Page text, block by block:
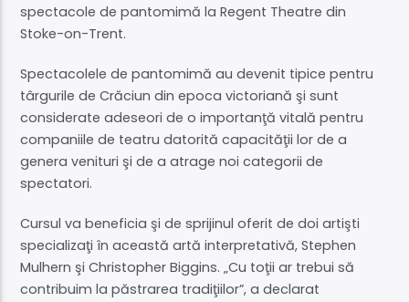
spectacole de pantomimă la Regent Theatre din
Stoke-on-Trent.
Spectacolele de pantomimă au devenit tipice pentru
târgurile de Crăciun din epoca victoriană şi sunt
considerate adeseori de o importanţă vitală pentru
companiile de teatru datorită capacităţii lor de a
genera venituri şi de a atrage noi categorii de
spectatori.
Cursul va beneficia şi de sprijinul oferit de doi artişti
specializaţi în această artă interpretativă, Stephen
Mulhern şi Christopher Biggins. „Cu toţii ar trebui să
contribuim la păstrarea tradiţiilor”, a declarat